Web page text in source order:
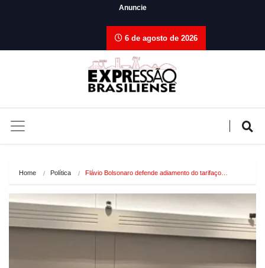
Anuncie
6 de agosto de 2026
Home Política Flávio Bolsonaro defende adiamento do tarifaço…